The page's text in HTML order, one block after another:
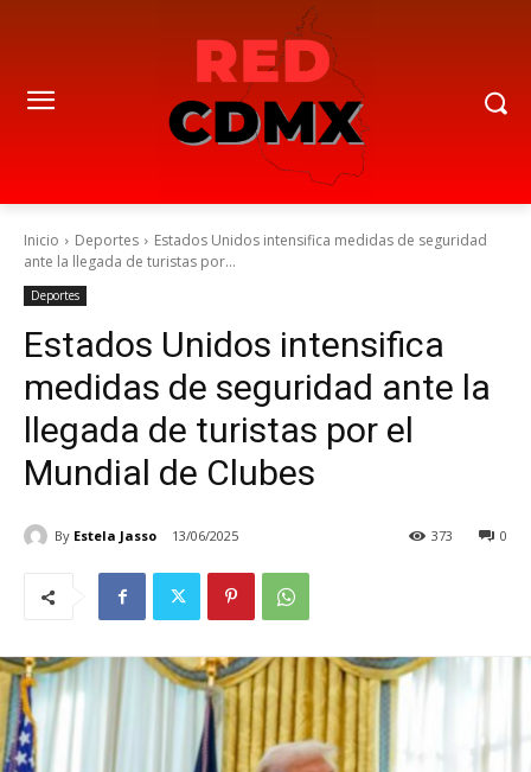
Inicio Deportes
Estados Unidos intensifica medidas de seguridad
ante la llegada de turistas por...
Deportes
Estados Unidos intensifica
medidas de seguridad ante la
llegada de turistas por el
Mundial de Clubes
By Estela Jasso 13/06/2025 0
373